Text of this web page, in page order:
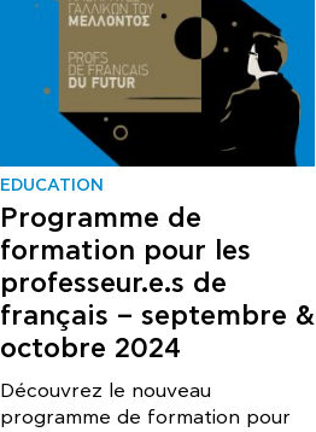
EDUCATION
Programme de
formation pour les
professeur.e.s de
français – septembre &
octobre 2024
Découvrez le nouveau
programme de formation pour